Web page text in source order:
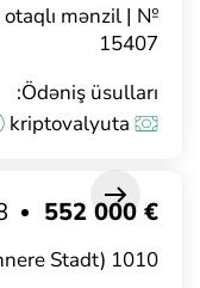
otaqlı mənzil | №
15407
Ödəniş üsulları:
kriptovalyuta
€ 552 000
1010 Vienna (Innere Stadt)